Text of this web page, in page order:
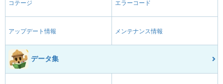
コテージ エラーコード
アップデート情報 メンテナンス情報
データ集